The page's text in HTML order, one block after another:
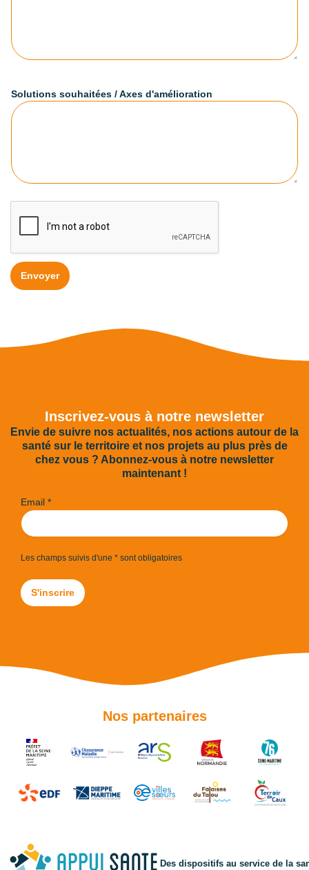
Solutions souhaitées / Axes d'amélioration
Envoyer
Inscrivez-vous à notre newsletter
Envie de suivre nos actualités, nos actions autour de la
santé sur le territoire et nos projets au plus près de
chez vous ? Abonnez‑vous à notre newsletter
maintenant !
Email *
Les champs suivis d'une * sont obligatoires
Nos partenaires
Des dispositifs au service de la